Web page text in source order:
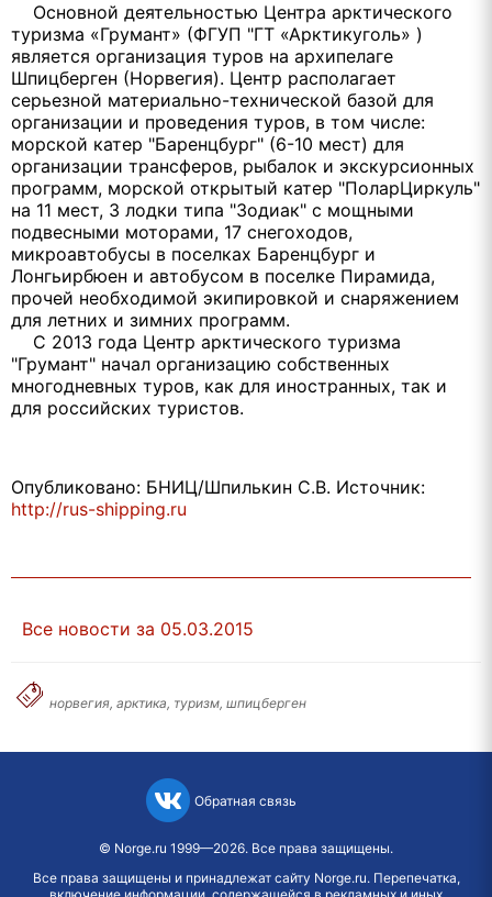
Oсновной деятельностью Центра арктического
туризма «Грумант» (ФГУП "ГТ «Арктикуголь» )
является организация туров на архипелаге
Шпицберген (Норвегия). Центр располагает
серьезной материально-технической базой для
организации и проведения туров, в том числе:
морской катер "Баренцбург" (6-10 мест) для
организации трансферов, рыбалок и экскурсионных
программ, морской открытый катер "ПоларЦиркуль"
на 11 мест, 3 лодки типа "Зодиак" с мощными
подвесными моторами, 17 снегоходов,
микроавтобусы в поселках Баренцбург и
Лонгьирбюен и автобусом в поселке Пирамида,
прочей необходимой экипировкой и снаряжением
для летних и зимних программ.
С 2013 года Центр арктического туризма
"Грумант" начал организацию собственных
многодневных туров, как для иностранных, так и
для российских туристов.
Опубликовано: БНИЦ/Шпилькин С.В. Источник:
http://rus-shipping.ru
Все новости за 05.03.2015
норвегия, арктика, туризм, шпицберген
Обратная связь
© Norge.ru 1999—2026. Все права защищены.
Все права защищены и принадлежат сайту Norge.ru. Перепечатка,